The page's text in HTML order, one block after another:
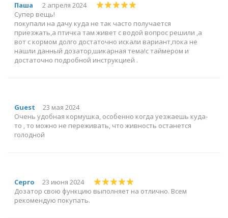
Паша
2 апреля 2024
Супер вещь!
покупали на дачу куда не так часто получается
приезжать,а птичка там живет с водой вопрос решили ,а
вот с кормом долго достаточно искали вариант,пока не
нашли данный дозатор,шикарная тема!с таймером и
достаточно подробной инструкцией .
Guest
23 мая 2024
Очень удобная кормушка, особенно когда уезжаешь куда-
то , то можно не переживать, что живность останется
голодной
Серго
23 июня 2024
Дозатор свою функцию выполняет на отлично. Всем
рекомендую покупать.